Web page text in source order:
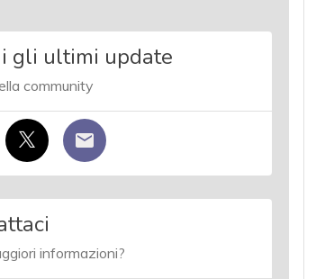
gli ultimi update
community
informazioni?